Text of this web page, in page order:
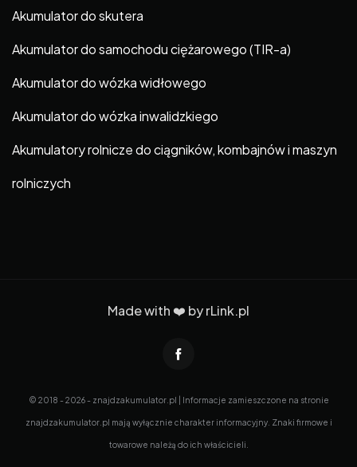
Akumulator do skutera
Akumulator do samochodu ciężarowego (TIR-a)
Akumulator do wózka widłowego
Akumulator do wózka inwalidzkiego
Akumulatory rolnicze do ciągników, kombajnów i maszyn
rolniczych
Made with ❤️ byrLink.pl
© 2018 - 2026 - znajdzakumulator.pl | Informacje zamieszczone na stronie
znajdzakumulator.pl mają wyłącznie charakter informacyjny. Znaki firmowe i
towarowe należą do ich właścicieli.